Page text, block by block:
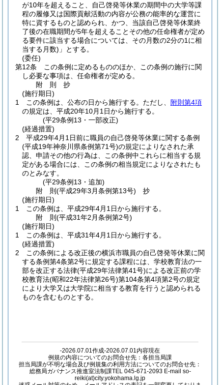
が10年を超えること、自己啓発等休業の期間中の大学等課
程の履修又は国際貢献活動の内容が公務の能率的な運営に
特に資するものと認められ、かつ、当該自己啓発等休業終
了後の在職期間が5年を超えることその他の任命権者が定め
る要件に該当する場合については、その月数の2分の1に相
当する月数) 」とする。
(委任)
第12条
この条例に定めるもののほか、この条例の施行に関
し必要な事項は、任命権者が定める。
附 則
抄
(施行期日)
1
この条例は、公布の日から施行する。 ただし、
附則第4項
の規定は、平成20年10月1日から施行する。
(平29条例13・一部改正)
(経過措置)
2
平成29年4月1日前に職員の自己啓発等休業に関する条例
(平成19年神奈川県条例第71号)の規定によりなされた承
認、申請その他の行為は、この条例中これらに相当する規
定がある場合には、この条例の相当規定によりなされたも
のとみなす。
(平29条例13・追加)
附 則(平成29年3月条例第13号) 抄
(施行期日)
1
この条例は、平成29年4月1日から施行する。
附 則(平成31年2月条例第2号)
(施行期日)
1
この条例は、平成31年4月1日から施行する。
(経過措置)
2
この条例による改正後の横浜市職員の自己啓発等休業に関
する条例第4条第2号に規定する課程には、学校教育法の一
部を改正する法律(平成29年法律第41号)による改正前の学
校教育法(昭和22年法律第26号)第104条第4項第2号の規定
により大学又は大学院に相当する教育を行うと認められる
ものを含むものとする。
-2026.07.01作成-2026.07.01内容現在
例規の内容についてのお問合せ先：各担当局課
担当局課が不明な場合及び例規集の利用方法についてのお問合せ先：
総務局ガバナンス推進室法制課TEL 045-671-2093 E-mail so-
reiki(at)city.yokohama.lg.jp